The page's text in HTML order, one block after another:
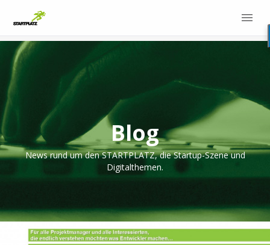
Blog
News rund um den STARTPLATZ, die Startup-Szene und
Digitalthemen.